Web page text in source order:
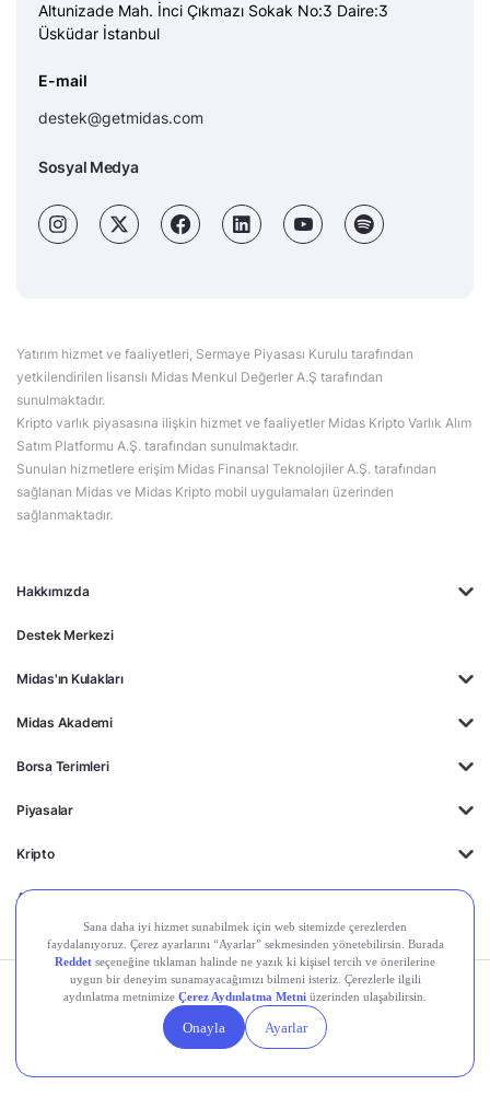
Hakkımızda
Destek Merkezi
Midas'ın Kulakları
Midas Akademi
Borsa Terimleri
Piyasalar
Kripto
Ayrıcalıklar
Altunizade Mah. İnci Çıkmazı Sokak No:3 Daire:3
Üsküdar İstanbul
E-mail
destek@getmidas.com
Sosyal Medya
Yatırım hizmet ve faaliyetleri, Sermaye Piyasası Kurulu tarafından
yetkilendirilen lisanslı Midas Menkul Değerler A.Ş tarafından
sunulmaktadır.
Kripto varlık piyasasına ilişkin hizmet ve faaliyetler Midas Kripto Varlık Alım
Satım Platformu A.Ş. tarafından sunulmaktadır.
Sunulan hizmetlere erişim Midas Finansal Teknolojiler A.Ş. tarafından
sağlanan Midas ve Midas Kripto mobil uygulamaları üzerinden
sağlanmaktadır.
Kişisel Verilerin
Gizlilik
Politikası
Yasal
Duyurular
Çerez